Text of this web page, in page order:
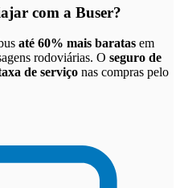
com a Buser?
até 60% mais baratas em
rodoviárias. O seguro de
de serviço nas compras pelo